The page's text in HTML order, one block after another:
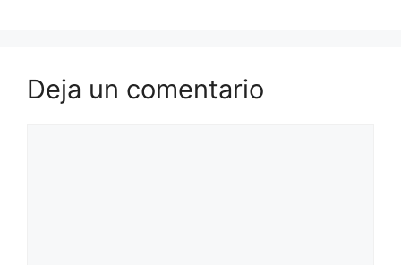
Deja un comentario